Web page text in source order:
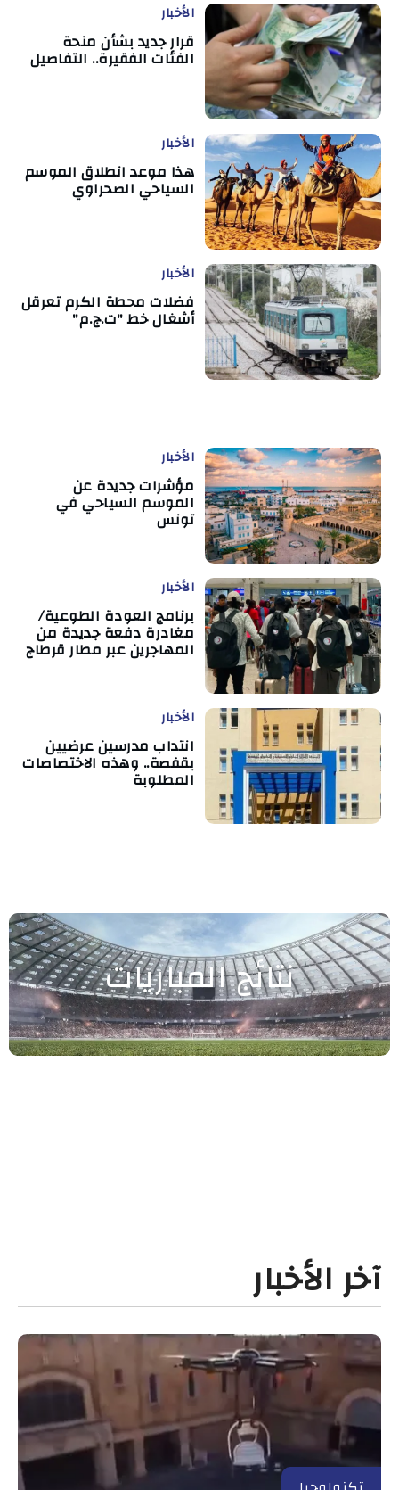
الأخبار
قرار جديد بشأن منحة
الفئات الفقيرة.. التفاصيل
الأخبار
هذا موعد انطلاق الموسم
السياحي الصحراوي
الأخبار
فضلات محطة الكرم تعرقل
أشغال خط "ت.ج.م"
الأخبار
مؤشرات جديدة عن
الموسم السياحي في
تونس
الأخبار
برنامج العودة الطوعية/
مغادرة دفعة جديدة من
المهاجرين عبر مطار قرطاج
الأخبار
انتداب مدرسين عرضيين
بقفصة.. وهذه الاختصاصات
المطلوبة
نتائج المباريات
آخر الأخبار